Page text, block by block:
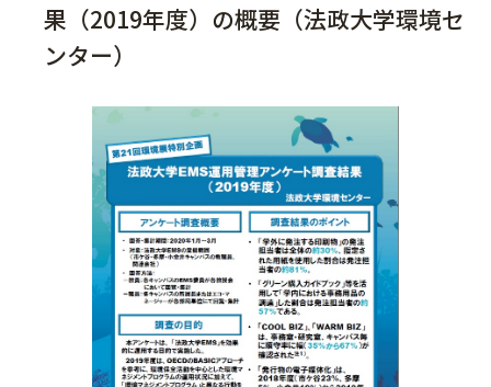
果（2019年度）の概要（法政大学環境セ
ンター）